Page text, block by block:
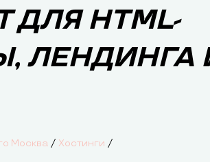
HTML-
ЛЕНДИНГА
Москва / Хостинги /